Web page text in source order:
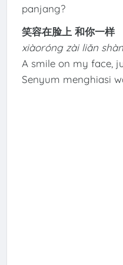
panjang?
笑容在脸上 和你一样
xiàoróng zài liǎn
A smile on my face,
Senyum menghiasi